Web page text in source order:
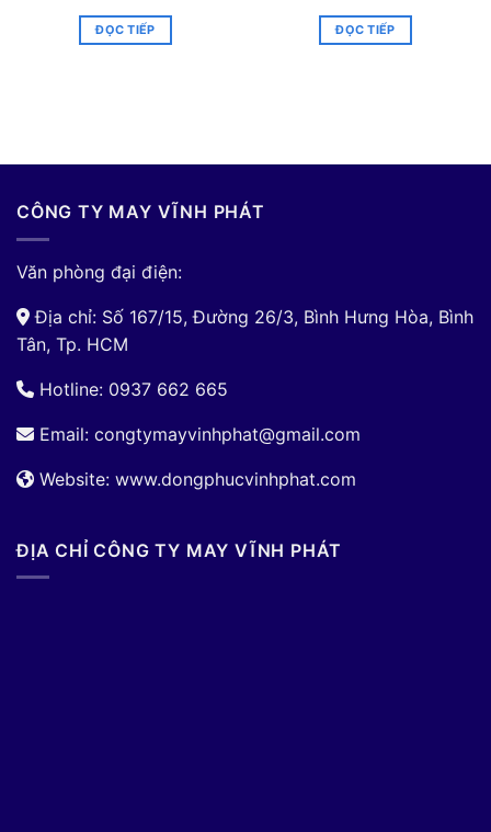
ĐỌC TIẾP ĐỌC TIẾP
CÔNG TY MAY VĨNH PHÁT
Văn phòng đại điện:
Địa chỉ: Số 167/15, Đường 26/3, Bình Hưng Hòa, Bình
Tân, Tp. HCM
Hotline: 0937 662 665
Email: congtymayvinhphat@gmail.com
Website: www.dongphucvinhphat.com
ĐỊA CHỈ CÔNG TY MAY VĨNH PHÁT